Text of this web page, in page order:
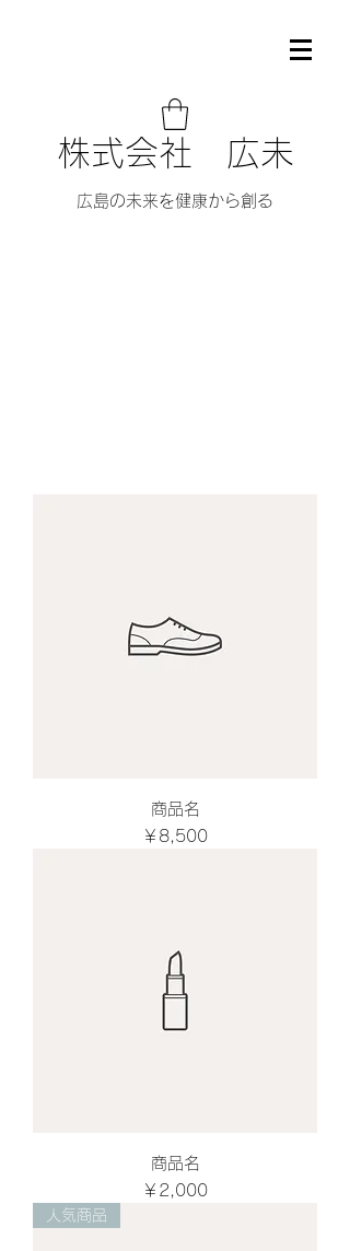
株式会社 広未
広島の未来を健康から創る
商品名
価格
￥8,500
商品名
価格
￥2,000
人気商品